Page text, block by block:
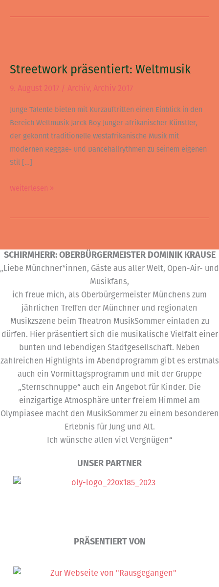
Streetwork präsentiert: Weltmusik
9. August 2017 / Archiv, Archiv 2017
Junge Talente bieten mit Kurzauftritten einen Einblick in den
Bereich Weltmusik Jarck Boy Junger afrikanischer Künstler,
der gekonnt traditionelle westafrikanische Musik mit
modernen Reggae- und Dancehallrythmen zu seinem eigenen
Stil […]
Weltmusik
Weiterlesen »
SCHIRMHERR: OBERBÜRGERMEISTER DOMINIK KRAUSE
„Liebe Münchner*innen, Gäste aus aller Welt, Open-Air- und
Musikfans,
ich freue mich, als Oberbürgermeister Münchens zum
jährlichen Treffen der Münchner und regionalen
Musikzszene beim Theatron MusikSommer einladen zu
dürfen. Hier präsentiert sich die musikalische Vielfalt einer
bunten und lebendigen Stadtgesellschaft. Neben
zahlreichen Highlights im Abendprogramm gibt es erstmals
auch ein Vormittagsprogramm und mit der Gruppe
„Sternschnuppe“ auch ein Angebot für Kinder. Die
einzigartige Atmosphäre unter freiem Himmel am
Olympiasee macht den MusikSommer zu einem besonderen
Erlebnis für Jung und Alt.
Ich wünsche allen viel Vergnügen“
UNSER PARTNER
PRÄSENTIERT VON